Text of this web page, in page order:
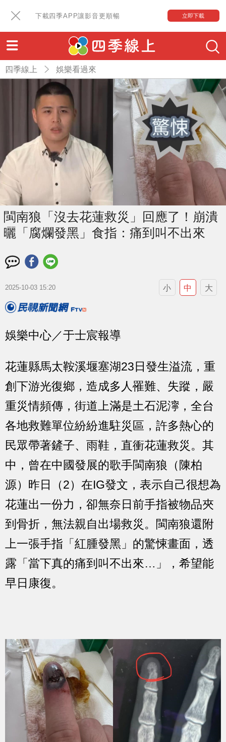
下載四季APP讓影音更順暢 立即下載
四季線上 娛樂看過來
閩南狼「沒去花蓮救災」回應了！崩潰
曬「腐爛發黑」食指：痛到叫不出來
2025-10-03 15:20 小 中 大
娛樂中心／于士宸報導
花蓮縣馬太鞍溪堰塞湖23日發生溢流，重
創下游光復鄉，造成多人罹難、失蹤，嚴
重災情頻傳，街道上滿是土石泥濘，全台
各地救難單位紛紛進駐災區，許多熱心的
民眾帶著鏟子、雨鞋，直衝花蓮救災。其
中，曾在中國發展的歌手閩南狼（陳柏
源）昨日（2）在IG發文，表示自己很想為
花蓮出一份力，卻無奈日前手指被物品夾
到骨折，無法親自出場救災。閩南狼還附
上一張手指「紅腫發黑」的驚悚畫面，透
露「當下真的痛到叫不出來…」，希望能
早日康復。